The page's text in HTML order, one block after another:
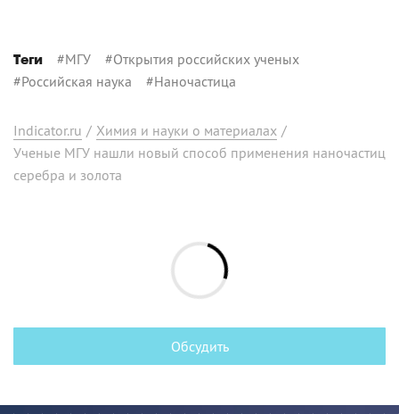
Теги #МГУ #Открытия российских ученых
#Российская наука #Наночастица
Indicator.ru / Химия и науки о материалах /
Ученые МГУ нашли новый способ применения наночастиц
серебра и золота
Обсудить